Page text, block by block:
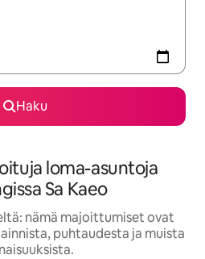
Haku
loma-asuntoja
Sa Kaeo
nämä majoittumiset ovat
puhtaudesta ja muista